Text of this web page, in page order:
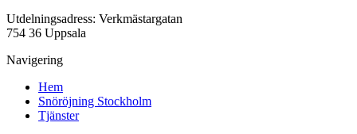
Utdelningsadress: Verkmästargatan
754 36 Uppsala
Navigering
Hem
Snöröjning Stockholm
Tjänster